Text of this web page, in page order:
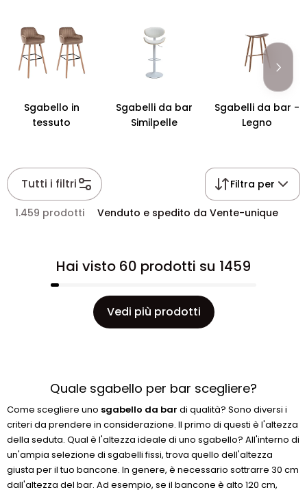
elegante, per valorizzare la tua cucina o la tua zona
pranzo.
Sgabello in
tessuto
Sgabelli da bar
Similpelle
Sgabelli da bar -
Legno
Tutti i filtri Filtra per
1.459 prodotti Venduto e spedito da Vente-unique
Hai visto 60 prodotti su 1459
Vedi più prodotti
Quale sgabello per bar scegliere?
Come scegliere uno sgabello da bar di qualità? Sono diversi i
criteri da prendere in considerazione. Il primo di questi è l'altezza
della seduta. Qual è l'altezza ideale di uno sgabello? All'interno di
un'ampia selezione di sgabelli fissi, trova quello dell'altezza
giusta per il tuo bancone. In genere, è necessario sottrarre 30 cm
dall'altezza del bar. Ad esempio, se il bancone è alto 120 cm,